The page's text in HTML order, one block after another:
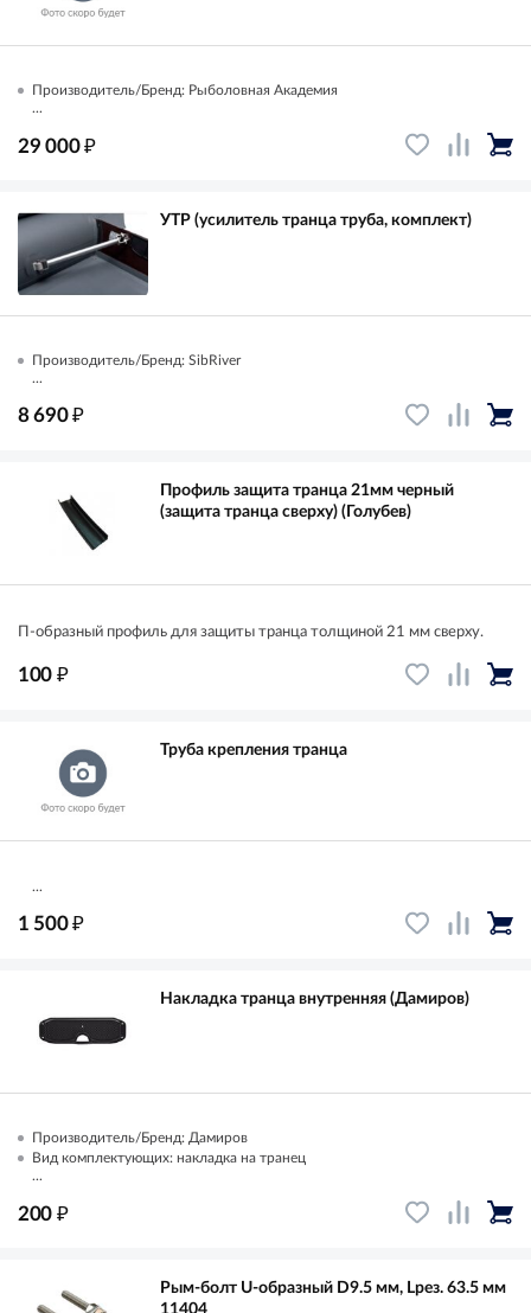
Производитель/Бренд: Рыболовная Академия
...
29 000₽
УТР (усилитель транца труба, комплект)
Производитель/Бренд: SibRiver
...
8 690₽
Профиль защита транца 21мм черный
(защита транца сверху) (Голубев)
П-образный профиль для защиты транца толщиной 21 мм сверху.
100 ₽
Труба крепления транца
...
1 500₽
Накладка транца внутренняя (Дамиров)
Производитель/Бренд: Дамиров
Вид комплектующих: накладка на транец
...
200 ₽
Рым-болт U-образный D9.5 мм, Lрез. 63.5 мм